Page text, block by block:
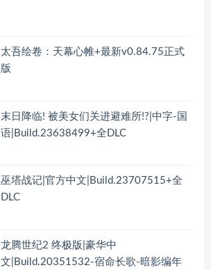
太吾绘卷：天幕心帷+最新v0.84.75正式
版
末日降临! 被美女们关进避难所!?|中字-国
语|Build.23638499+全DLC
巫塔战记|官方中文|Build.23707515+全
DLC
龙腾世纪2 终极版|豪华中
文|Build.20351532-宿命长歌-暗影编年